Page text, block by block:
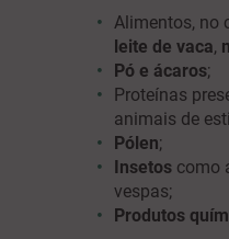
Alimentos, no
leite de vaca,
Pó e ácaros;
Proteínas
animais de
Pólen;
Insetos como
vespas;
Produtos